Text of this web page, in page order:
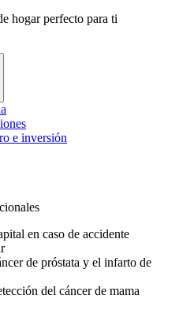
hogar perfecto para ti
e inversión
en caso de accidente
de próstata y el infarto de
del cáncer de mama